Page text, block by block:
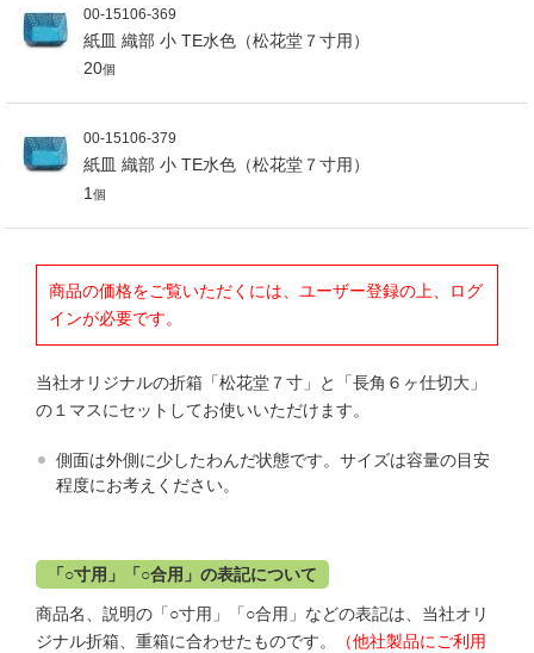
00-15106-369
紙皿 織部 小 TE水色（松花堂７寸用）
20個
00-15106-379
紙皿 織部 小 TE水色（松花堂７寸用）
1 個
商品の価格をご覧いただくには、ユーザー登録の上、ログ
インが必要です。
当社オリジナルの折箱「松花堂７寸」と「長角６ヶ仕切大」
の１マスにセットしてお使いいただけます。
側面は外側に少したわんだ状態です。サイズは容量の目安
程度にお考えください。
「○寸用」「○合用」の表記について
商品名、説明の「○寸用」「○合用」などの表記は、当社オリ
ジナル折箱、重箱に合わせたものです。
（他社製品にご利用